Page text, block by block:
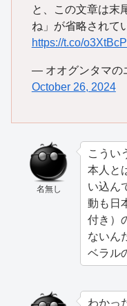
と、この文章は末
ね」が省略されて
https://t.co/
— オオグンタマの
October 26, 2024
名無し
こうい
本人と
い込ん
動も日
付き）
ないん
ベラル
わかっ